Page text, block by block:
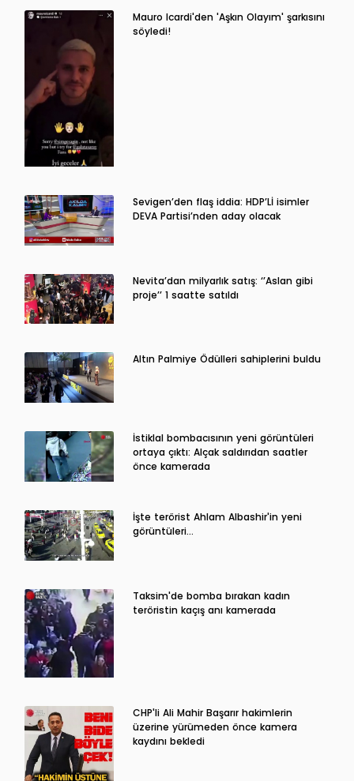
Mauro Icardi'den 'Aşkın Olayım' şarkısını
söyledi!
Sevigen’den flaş iddia: HDP’Lİ isimler
DEVA Partisi’nden aday olacak
Nevita’dan milyarlık satış: ‘’Aslan gibi
proje’’ 1 saatte satıldı
Altın Palmiye Ödülleri sahiplerini buldu
İstiklal bombacısının yeni görüntüleri
ortaya çıktı: Alçak saldırıdan saatler
önce kamerada
İşte terörist Ahlam Albashir'in yeni
görüntüleri…
Taksim'de bomba bırakan kadın
teröristin kaçış anı kamerada
CHP'li Ali Mahir Başarır hakimlerin
üzerine yürümeden önce kamera
kaydını bekledi